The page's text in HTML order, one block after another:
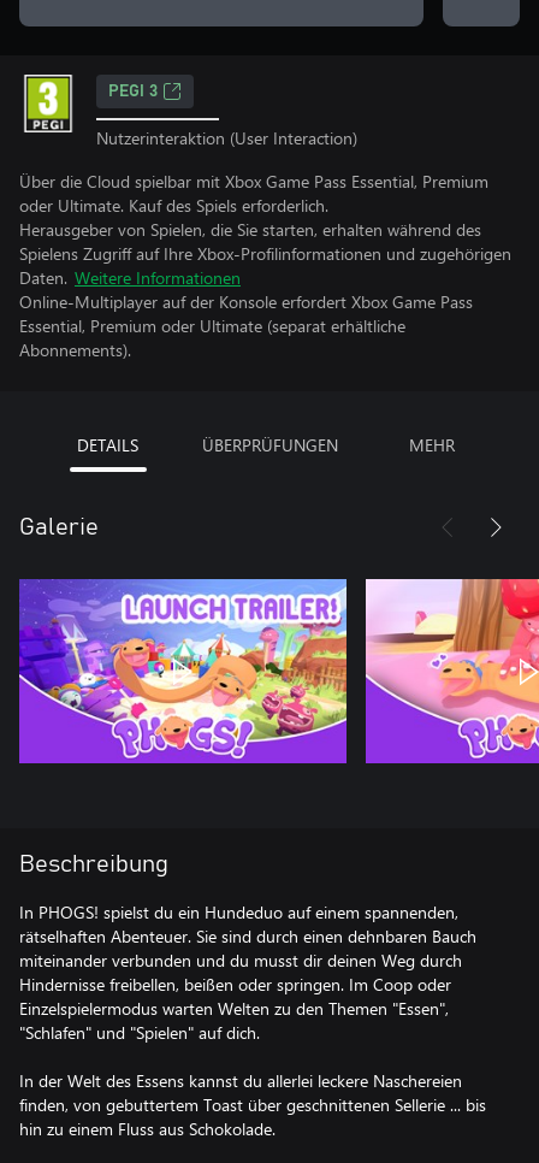
PEGI 3
Nutzerinteraktion (User Interaction)
Über die Cloud spielbar mit Xbox Game Pass Essential, Premium
oder Ultimate. Kauf des Spiels erforderlich.
Herausgeber von Spielen, die Sie starten, erhalten während des
Spielens Zugriff auf Ihre Xbox-Profilinformationen und zugehörigen
Daten. Weitere Informationen
Online-Multiplayer auf der Konsole erfordert Xbox Game Pass
Essential, Premium oder Ultimate (separat erhältliche
Abonnements).
DETAILS ÜBERPRÜFUNGEN MEHR
Galerie
Beschreibung
In PHOGS! spielst du ein Hundeduo auf einem spannenden,
rätselhaften Abenteuer. Sie sind durch einen dehnbaren Bauch
miteinander verbunden und du musst dir deinen Weg durch
Hindernisse freibellen, beißen oder springen. Im Coop oder
Einzelspielermodus warten Welten zu den Themen "Essen",
"Schlafen" und "Spielen" auf dich.
In der Welt des Essens kannst du allerlei leckere Naschereien
finden, von gebuttertem Toast über geschnittenen Sellerie ... bis
hin zu einem Fluss aus Schokolade.